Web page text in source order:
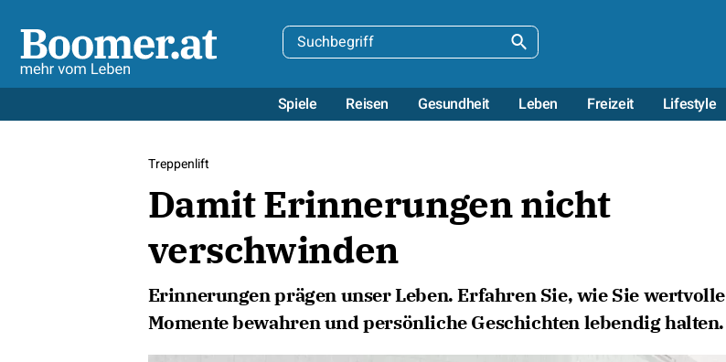
Spiele Reisen Gesundheit Leben Freizeit Lifestyle
Treppenlift
Damit Erinnerungen nicht
verschwinden
Erinnerungen prägen unser Leben. Erfahren Sie, wie Sie wertvolle
Momente bewahren und persönliche Geschichten lebendig halten.